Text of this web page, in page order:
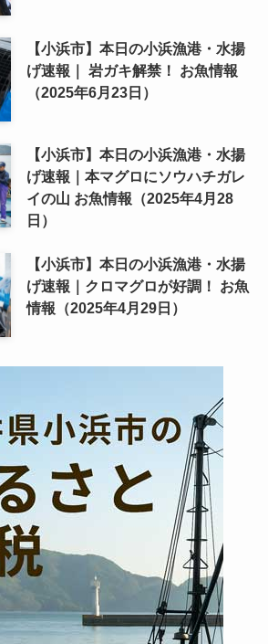
【小浜市】本日の小浜漁港・水揚
げ速報｜ 岩ガキ解禁！ お魚情報
（2025年6月23日）
【小浜市】本日の小浜漁港・水揚
げ速報｜本マグロにソウハチガレ
イの山 お魚情報（2025年4月28
日）
【小浜市】本日の小浜漁港・水揚
げ速報｜クロマグロが好調！ お魚
情報（2025年4月29日）